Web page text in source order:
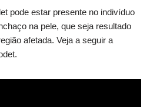
pode estar presente no indivíduo
na pele, que seja resultado
afetada. Veja a seguir a